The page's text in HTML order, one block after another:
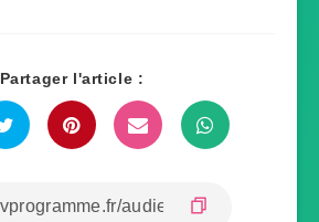
Partager l'article :